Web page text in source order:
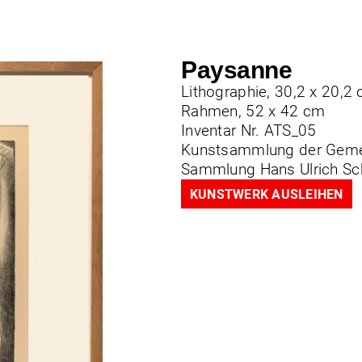
1964 nimmt er an der documenta in Kassel teil.
vom Leben der Bauern und Winzer in
Paysanne
Lithographie, 30,2 x 20,2
Rahmen, 52 x 42 cm
Inventar Nr. ATS_05
Kunstsammlung der
Sammlung Hans Ulrich
KUNSTWERK AUSLEIHEN